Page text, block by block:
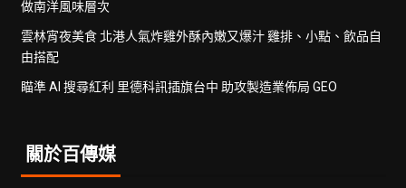
做南洋風味層次
雲林宵夜美食 北港人氣炸雞外酥內嫩又爆汁 雞排、小點、飲品自
由搭配
瞄準 AI 搜尋紅利 里德科訊插旗台中 助攻製造業佈局 GEO
關於百傳媒